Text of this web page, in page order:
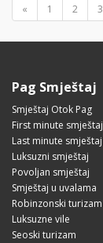
« 1 2 3
Pag Smještaj
Smještaj Otok Pag
First minute smještaj
Last minute smještaj
Luksuzni smještaj
Povoljan smještaj
Smještaj u uvalama
Robinzonski turizam
Luksuzne vile
Seoski turizam